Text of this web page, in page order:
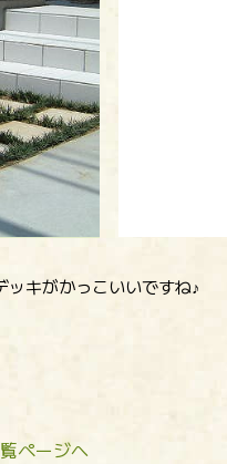
キがかっこいいですね♪
ページへ